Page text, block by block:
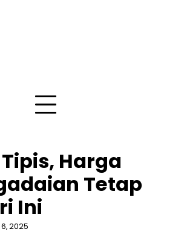
Tipis, Harga
Tetap
Ini
2025